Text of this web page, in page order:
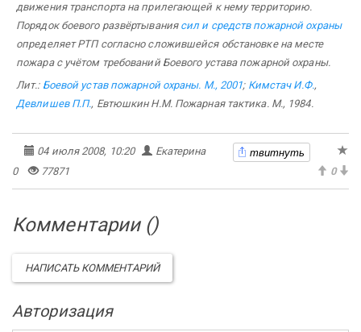
движения транспорта на прилегающей к нему территорию.
Порядок боевого развёртывания сил и средств пожарной охраны
определяетРТПсогласно сложившейся обстановке на месте
пожара с учётом требований Бо­евого устава пожарной охраны.
Лит.: Боевой устав пожарной охраны. М., 2001; Кимстач И.Ф.,
Девлишев П.П., Евтюшкин Н.М.Пожарная тактика. М., 1984.
04 июля 2008, 10:20 Екатерина твитнуть
0 77871 0
Комментарии ()
НАПИСАТЬ КОММЕНТАРИЙ
Авторизация